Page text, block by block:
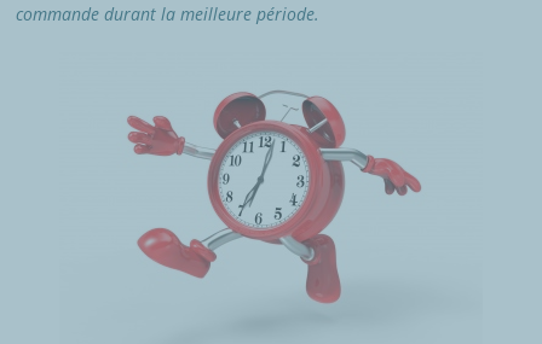
commande durant la meilleure période.